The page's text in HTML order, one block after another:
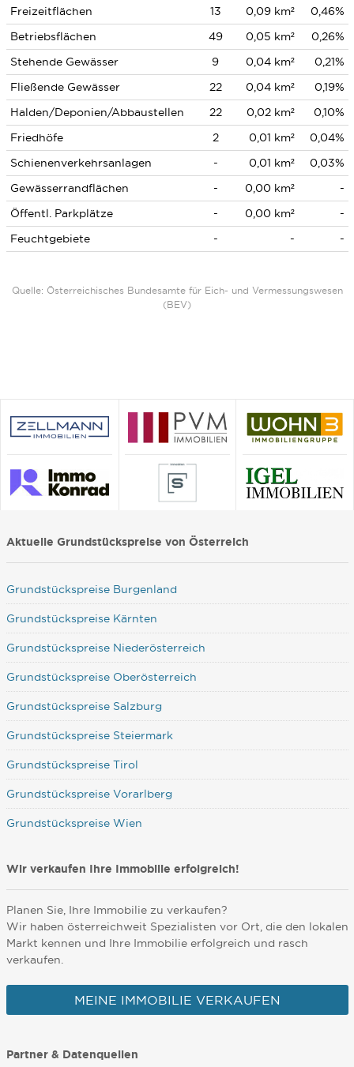
Freizeitflächen 13 0,09 km²
0,46%
Betriebsflächen
49 0,05 km²
0,26%
Stehende Gewässer
9 0,04 km²
0,21%
Fließende Gewässer
22 0,04 km²
0,19%
Halden/Deponien/Abbaustellen
22 0,02 km²
0,10%
Friedhöfe
2 0,01 km²
0,04%
Schienenverkehrsanlagen
- 0,01 km²
0,03%
Gewässerrandflächen
- 0,00 km²
-
Öffentl. Parkplätze
- 0,00 km²
-
Feuchtgebiete
- - -
Quelle: Österreichisches Bundesamte für Eich- und Vermessungswesen
(BEV)
Aktuelle Grundstückspreise von Österreich
Grundstückspreise Burgenland
Grundstückspreise Kärnten
Grundstückspreise Niederösterreich
Grundstückspreise Oberösterreich
Grundstückspreise Salzburg
Grundstückspreise Steiermark
Grundstückspreise Tirol
Grundstückspreise Vorarlberg
Grundstückspreise Wien
Wir verkaufen Ihre Immobilie erfolgreich!
Planen Sie, Ihre Immobilie zu verkaufen?
Wir haben österreichweit Spezialisten vor Ort, die den lokalen
Markt kennen und Ihre Immobilie erfolgreich und rasch
verkaufen.
MEINE IMMOBILIE VERKAUFEN
Partner & Datenquellen